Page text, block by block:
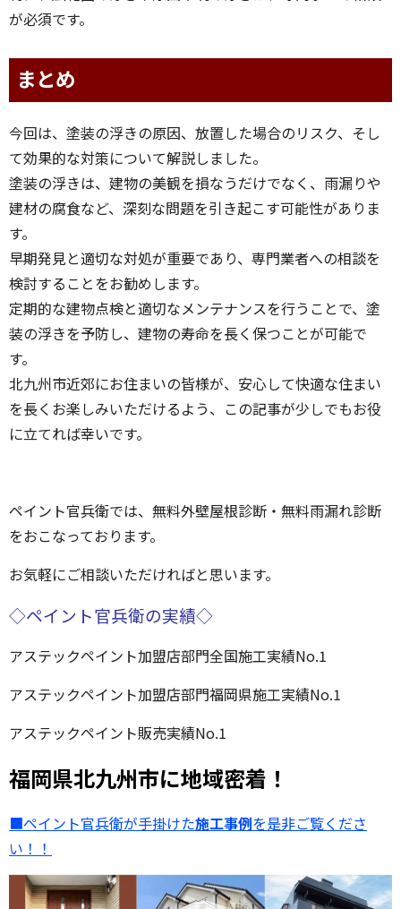
が必須です。
まとめ
今回は、塗装の浮きの原因、放置した場合のリスク、そし
て効果的な対策について解説しました。
塗装の浮きは、建物の美観を損なうだけでなく、雨漏りや
建材の腐食など、深刻な問題を引き起こす可能性がありま
す。
早期発見と適切な対処が重要であり、専門業者への相談を
検討することをお勧めします。
定期的な建物点検と適切なメンテナンスを行うことで、塗
装の浮きを予防し、建物の寿命を長く保つことが可能で
す。
北九州市近郊にお住まいの皆様が、安心して快適な住まい
を長くお楽しみいただけるよう、この記事が少しでもお役
に立てれば幸いです。
ペイント官兵衛では、無料外壁屋根診断・無料雨漏れ診断
をおこなっております。
お気軽にご相談いただければと思います。
◇ペイント官兵衛の実績◇
アステックペイント加盟店部門全国施工実績No.1
アステックペイント加盟店部門福岡県施工実績No.1
アステックペイント販売実績No.1
福岡県北九州市に地域密着！
■ペイント官兵衛が手掛けた施工事例を是非ご覧くださ
い！！